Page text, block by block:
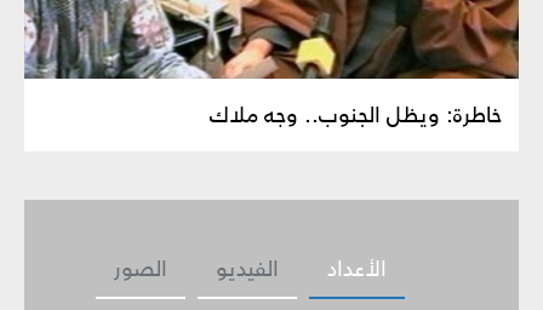
خاطرة: ويظل الجنوب.. وجه ملاك
الصور الفيديو الأعداد